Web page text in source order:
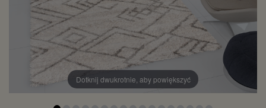
Dotknij dwukrotnie, aby powiększyć